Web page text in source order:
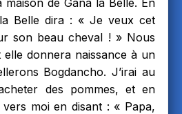
Belle dira : « Je veux cet
son beau cheval ! » Nous
donnera naissance à un
Bogdancho. J’irai au
des pommes, et en
moi en disant : « Papa,